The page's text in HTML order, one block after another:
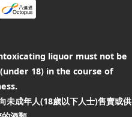
liquor must not be
18) in the course of
未成年人(18歲以下人士)售賣或供